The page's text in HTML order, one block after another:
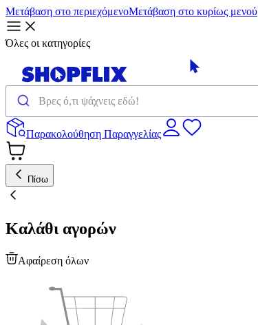
Μετάβαση στο περιεχόμενοΜετάβαση στο κυρίως μενού
Όλες οι κατηγορίες
Παρακολούθηση Παραγγελίας
Πίσω
Καλάθι αγορών
Αφαίρεση όλων